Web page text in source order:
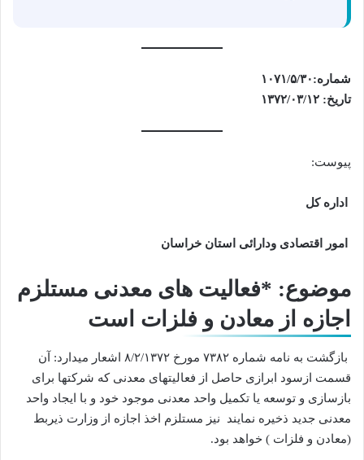
شماره:۱۰۷۱/۵/۳۰
تاریخ: ۱۳۷۲/۰۳/۱۲
پیوست:
اداره کل
امور اقتصادی ودارائی استان خراسان
موضوع: *فعالیت های معدنی مستلزم
اجازه از معادن و فلزات است
بازگشت به نامه شماره ۷۳۸۲ مورخ ۸/۲/۱۳۷۲ اشعار میدارد: آن
قسمت ازسود ابرازی حاصل از فعالیتهای معدنی که شرکتها برای
بازسازی و توسعه یا تکمیل واحد معدنی موجود خود و با ایجاد واحد
معدنی جدید ذخیره نمایند نیز مستلزم اخذ اجازه از وزارت ذیربط
(معادن و فلزات ) خواهد بود.